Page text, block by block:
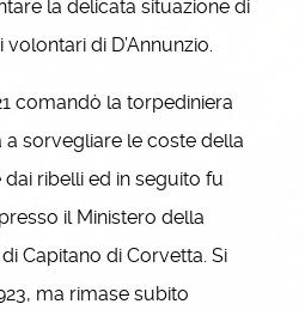
la delicata situazione di
di D’Annunzio.
comandò la torpediniera
sorvegliare le coste della
ribelli ed in seguito fu
il Ministero della
Capitano di Corvetta. Si
ma rimase subito